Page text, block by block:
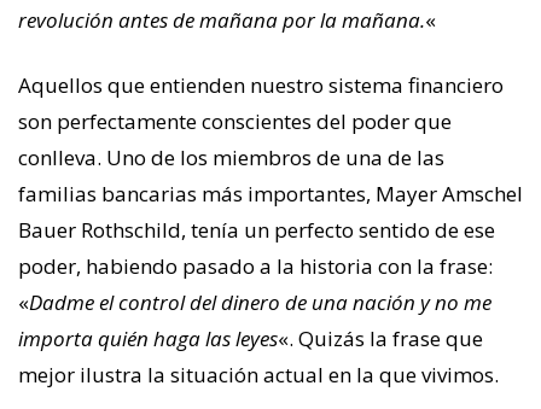
revolución antes de mañana por la mañana.«
Aquellos que entienden nuestro sistema financiero
son perfectamente conscientes del poder que
conlleva. Uno de los miembros de una de las
familias bancarias más importantes, Mayer Amschel
Bauer Rothschild, tenía un perfecto sentido de ese
poder, habiendo pasado a la historia con la frase:
«Dadme el control del dinero de una nación y no me
importa quién haga las leyes«. Quizás la frase que
mejor ilustra la situación actual en la que vivimos.